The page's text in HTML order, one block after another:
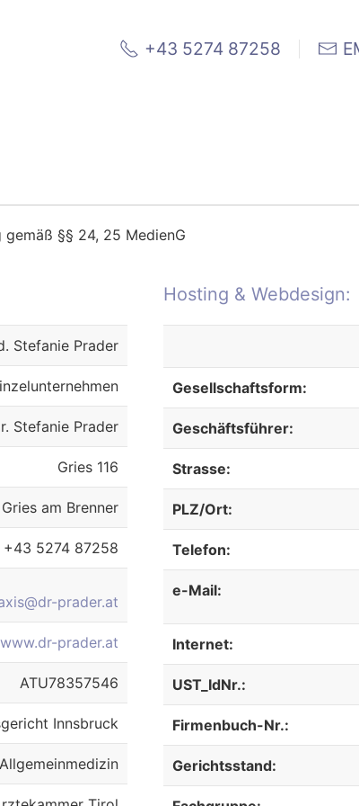
+43 5274 87258
§§ 24, 25 MedienG
Stefanie Prader
Stefanie Prader
Gries 116
am Brenner
+43 5274 87258
prader.at
www.dr-prader.at
ATU78357546
Innsbruck
Allgemeinmedizin
Hosting & Webdesign:
Gesellschaftsform:
Geschäftsführer:
Strasse:
PLZ/Ort:
Telefon:
e-Mail:
Internet:
UST_IdNr.:
Firmenbuch-Nr.:
Gerichtsstand: